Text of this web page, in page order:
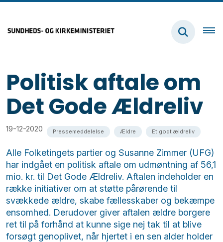
Politisk aftale om
Det Gode Ældreliv
19-12-2020 Pressemeddelelse Ældre Et godt ældreliv
Alle Folketingets partier og Susanne Zimmer (UFG)
har indgået en politisk aftale om udmøntning af 56,1
mio. kr. til Det Gode Ældreliv. Aftalen indeholder en
række initiativer om at støtte pårørende til
svækkede ældre, skabe fællesskaber og bekæmpe
ensomhed. Derudover giver aftalen ældre borgere
ret til på forhånd at kunne sige nej tak til at blive
forsøgt genoplivet, når hjertet i en sen alder holder